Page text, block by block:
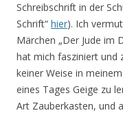
Schreibschrift in der
Schrift“ hier). Ich
Märchen „Der Jude im
hat mich fasziniert und
keiner Weise in
eines Tages Geige zu
Art Zauberkasten, und